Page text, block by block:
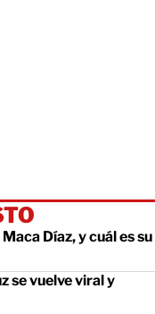
Díaz, y cuál es su
se vuelve viral y